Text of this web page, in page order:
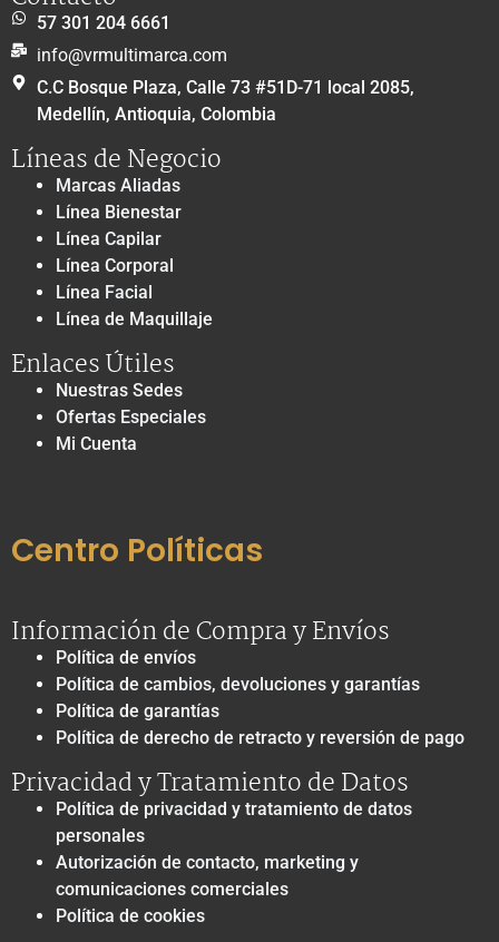
57 301 204 6661
info@vrmultimarca.com
C.C Bosque Plaza, Calle 73 #51D-71 local 2085,
Medellín, Antioquia, Colombia
Líneas de Negocio
Marcas Aliadas
Línea Bienestar
Línea Capilar
Línea Corporal
Línea Facial
Línea de Maquillaje
Enlaces Útiles
Nuestras Sedes
Ofertas Especiales
Mi Cuenta
Centro Políticas
Información de Compra y Envíos
Política de envíos
Política de cambios, devoluciones y garantías
Política de garantías
Política de derecho de retracto y reversión de pago
Privacidad y Tratamiento de Datos
Política de privacidad y tratamiento de datos
personales
Autorización de contacto, marketing y
comunicaciones comerciales
Política de cookies